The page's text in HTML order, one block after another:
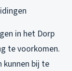
in het Dorp
te voorkomen.
kunnen bij te